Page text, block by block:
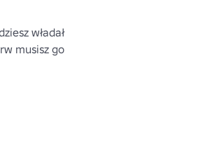
władał
musisz go